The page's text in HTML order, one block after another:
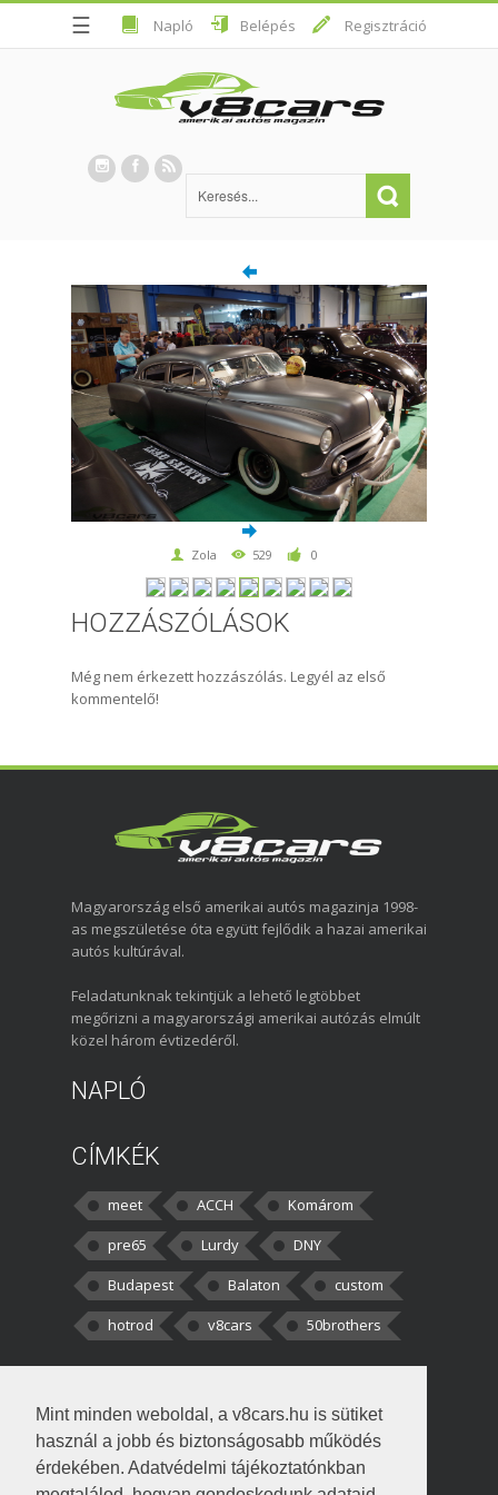
Mint minden weboldal, a v8cars.hu is sütiket
használ a jobb és biztonságosabb működés
érdekében. Adatvédelmi tájékoztatónkban
☰ Napló Belépés Regisztráció
Zola 529 0
HOZZÁSZÓLÁSOK
Még nem érkezett hozzászólás. Legyél az első
kommentelő!
Magyarország első amerikai autós magazinja 1998-
as megszületése óta együtt fejlődik a hazai amerikai
autós kultúrával.
Feladatunknak tekintjük a lehető legtöbbet
megőrizni a magyarországi amerikai autózás elmúlt
közel három évtizedéről.
NAPLÓ
CÍMKÉK
meet ACCH
Komárom
pre65
Lurdy
DNY
Budapest
Balaton
custom
hotrod
v8cars 50brothers
kortisz:Elszúrtam! Én csak két
darabbaal számoltam. Nem tudtam, hogy fél autót,